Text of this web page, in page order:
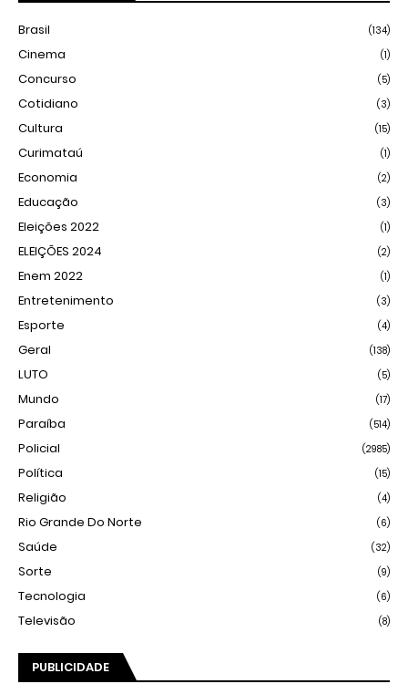
Brasil (134)
Cinema (1)
Concurso (5)
Cotidiano (3)
Cultura (15)
Curimataú (1)
Economia (2)
Educação (3)
Eleições 2022 (1)
ELEIÇÕES 2024 (2)
Enem 2022 (1)
Entretenimento (3)
Esporte (4)
Geral (138)
LUTO (5)
Mundo (17)
Paraíba (514)
Policial (2985)
Política (15)
Religião (4)
Rio Grande Do Norte (6)
Saúde (32)
Sorte (9)
Tecnologia (6)
Televisão (8)
PUBLICIDADE